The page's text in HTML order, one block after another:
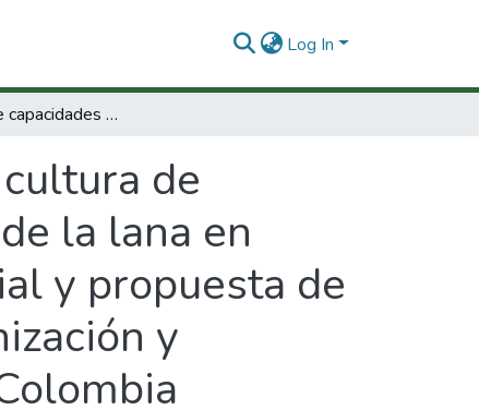
Log In
Desarrollo de capacidades y de cultura de competitividad global en el subsector textil de la lana en Colombia : elementos de diagnóstico sectorial y propuesta de estrategias para la reestructuración, modernización y reconversión del subsector textil lanero de Colombia
de
la lana en
y propuesta de
y